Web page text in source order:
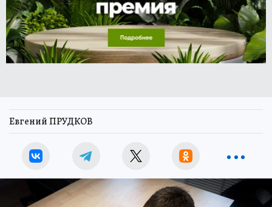
Евгений ПРУДКОВ